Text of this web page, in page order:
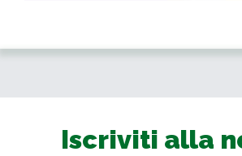
Iscriviti alla